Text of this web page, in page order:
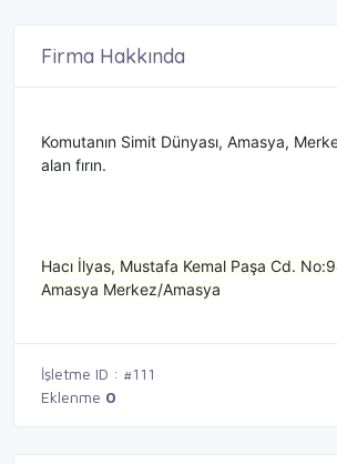
Firma Hakkında
Komutanın Simit Dünyası, Amasya,
alan fırın.
Hacı İlyas, Mustafa Kemal Paşa Cd.
Amasya Merkez/Amasya
İşletme ID : #111
Eklenme 0